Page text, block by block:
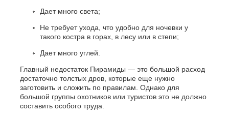
Дает много света;
Не требует ухода, что удобно для ночевки у
такого костра в горах, в лесу или в степи;
Дает много углей.
Главный недостаток Пирамиды — это большой расход
достаточно толстых дров, которые еще нужно
заготовить и сложить по правилам. Однако для
большой группы охотников или туристов это не должно
составить особого труда.